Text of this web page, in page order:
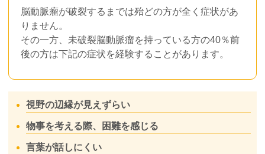
脳動脈瘤が破裂するまでは殆どの方が全く症状があ
りません。
その一方、未破裂脳動脈瘤を持っている方の40％前
後の方は下記の症状を経験することがあります。
視野の辺縁が見えずらい
物事を考える際、困難を感じる
言葉が話しにくい